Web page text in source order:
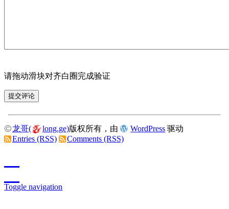
请拖动滑块对齐白圈完成验证
龙哥( long.ge)版权所有，由 WordPress 驱动
Entries (RSS)
Comments (RSS)
Toggle navigation